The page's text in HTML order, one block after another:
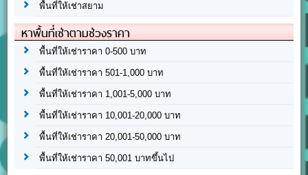
พื้นที่ให้เช่าสยาม
หาพื้นที่เช่าตามช่วงราคา
พื้นที่ให้เช่าราคา 0-500 บาท
พื้นที่ให้เช่าราคา 501-1,000 บาท
พื้นที่ให้เช่าราคา 1,001-5,000 บาท
พื้นที่ให้เช่าราคา 10,001-20,000 บาท
พื้นที่ให้เช่าราคา 20,001-50,000 บาท
พื้นที่ให้เช่าราคา 50,001 บาทขึ้นไป